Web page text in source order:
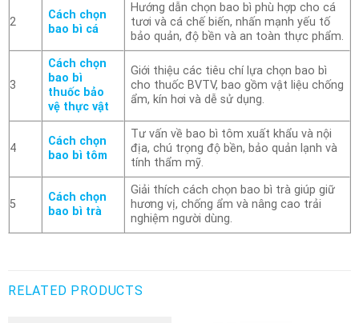
2
Cách chọn
bao bì cá
Hướng dẫn chọn bao bì phù hợp cho cá
tươi và cá chế biến, nhấn mạnh yếu tố
bảo quản, độ bền và an toàn thực phẩm.
3
Cách chọn
bao bì
thuốc bảo
vệ thực vật
Giới thiệu các tiêu chí lựa chọn bao bì
cho thuốc BVTV, bao gồm vật liệu chống
ẩm, kín hơi và dễ sử dụng.
4
Cách chọn
bao bì tôm
Tư vấn về bao bì tôm xuất khẩu và nội
địa, chú trọng độ bền, bảo quản lạnh và
tính thẩm mỹ.
5
Cách chọn
bao bì trà
Giải thích cách chọn bao bì trà giúp giữ
hương vị, chống ẩm và nâng cao trải
nghiệm người dùng.
RELATED PRODUCTS